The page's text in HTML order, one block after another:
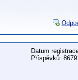
Datum
Příspěvků: 8679